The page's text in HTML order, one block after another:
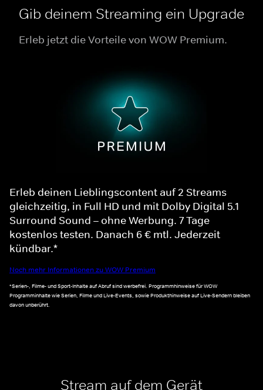
Gib deinem Streaming ein Upgrade
Erleb jetzt die Vorteile von WOW Premium.
Erleb deinen Lieblingscontent auf 2 Streams
gleichzeitig, in Full HD und mit Dolby Digital 5.1
Surround Sound – ohne Werbung. 7 Tage
kostenlos testen. Danach 6 € mtl. Jederzeit
kündbar.*
Noch mehr Informationen zu WOW Premium
*Serien-, Filme- und Sport-Inhalte auf Abruf sind werbefrei. Programmhinweise für WOW
Programminhalte wie Serien, Filme und Live-Events, sowie Produkthinweise auf Live-Sendern bleiben
davon unberührt.
Stream auf dem Gerät